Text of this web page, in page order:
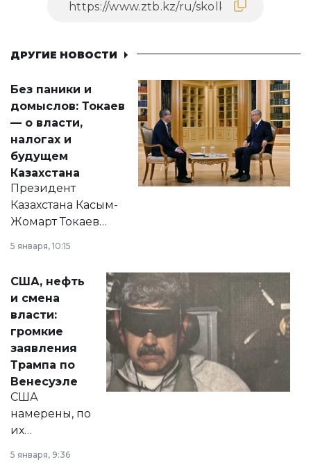
ДРУГИЕ НОВОСТИ
Без паники и
домыслов: Токаев
— о власти,
налогах и
будущем
Казахстана
Президент
Казахстана Касым-
Жомарт Токаев
сразу несколько
актуальных тем —
от слухов о
политических
реформах до
вопросов армии,
экономики и
личного здоровья.
5 января, 10:15
США, нефть
и смена
власти:
громкие
заявления
Трампа по
Венесуэле
США
намерены, по
их
принести
5 января, 9:36